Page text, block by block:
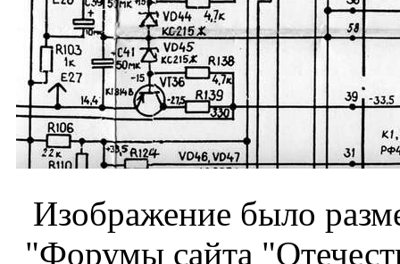
Изображение было
"Форумы сайта